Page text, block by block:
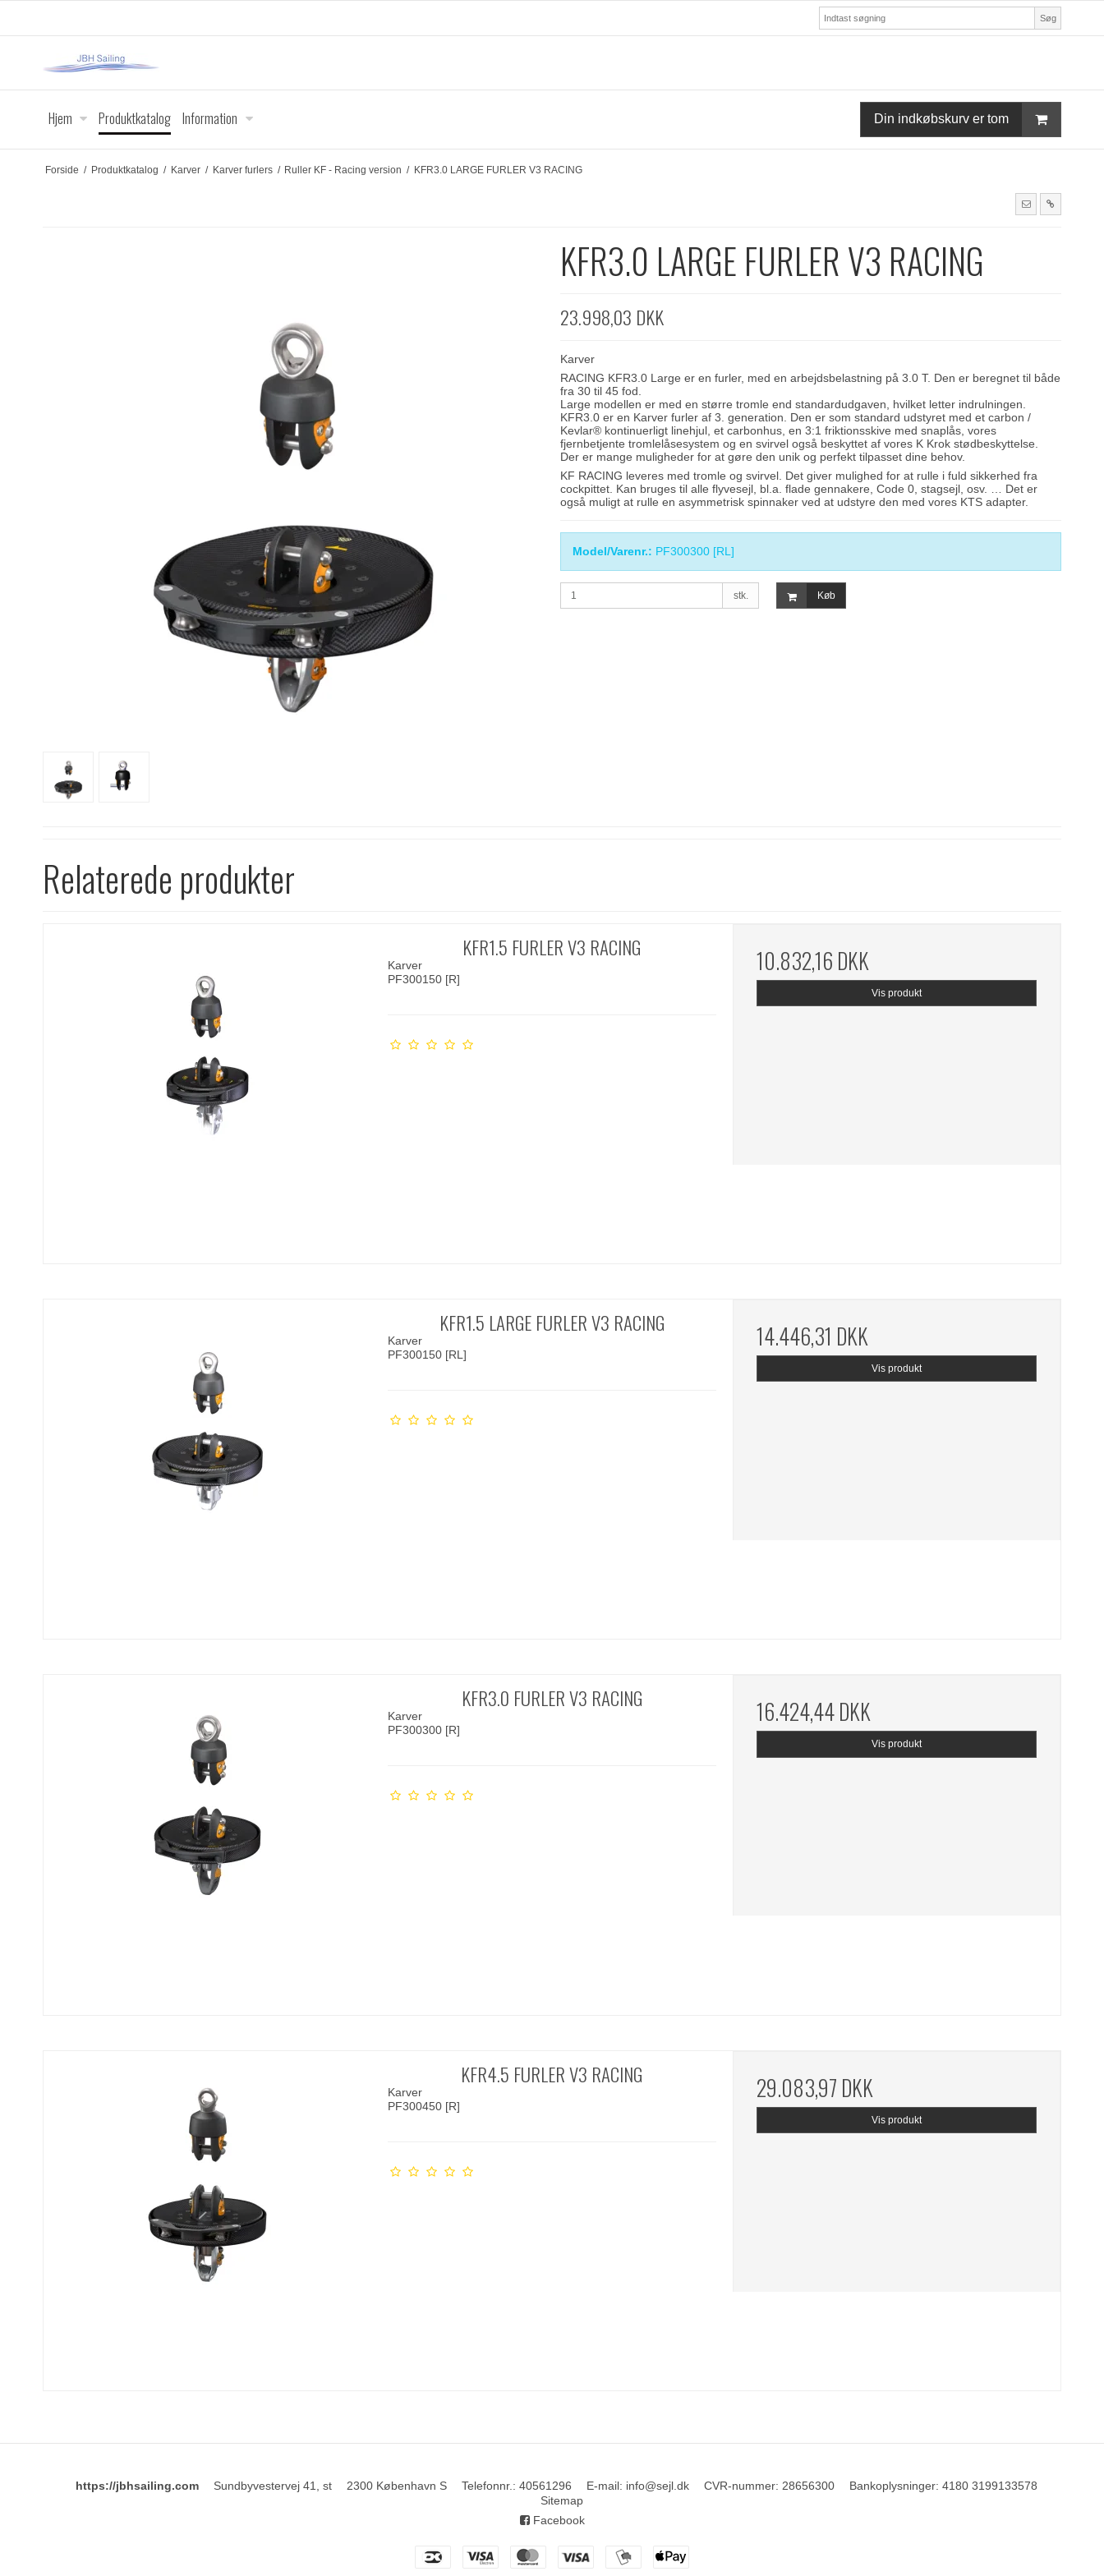
Søg
Hjem Produktkatalog Information Din indkøbskurv er tom
Forside / Produktkatalog / Karver / Karver furlers / Ruller KF - Racing version / KFR3.0 LARGE FURLER V3 RACING
KFR3.0 LARGE FURLER V3 RACING
23.998,03 DKK
Karver
RACING KFR3.0 Large er en furler, med en arbejdsbelastning på 3.0 T. Den er beregnet til både
fra 30 til 45 fod.
Large modellen er med en større tromle end standardudgaven, hvilket letter indrulningen.
KFR3.0 er en Karver furler af 3. generation. Den er som standard udstyret med et carbon /
Kevlar® kontinuerligt linehjul, et carbonhus, en 3:1 friktionsskive med snaplås, vores
fjernbetjente tromlelåsesystem og en svirvel også beskyttet af vores K Krok stødbeskyttelse.
Der er mange muligheder for at gøre den unik og perfekt tilpasset dine behov.
KF RACING leveres med tromle og svirvel. Det giver mulighed for at rulle i fuld sikkerhed fra
cockpittet. Kan bruges til alle flyvesejl, bl.a. flade gennakere, Code 0, stagsejl, osv. … Det er
også muligt at rulle en asymmetrisk spinnaker ved at udstyre den med vores KTS adapter.
Model/Varenr.: PF300300 [RL]
stk. Køb
Relaterede produkter
KFR1.5 FURLER V3 RACING
Karver
PF300150 [R]
10.832,16 DKK
Vis produkt
KFR1.5 LARGE FURLER V3 RACING
Karver
PF300150 [RL]
14.446,31 DKK
Vis produkt
KFR3.0 FURLER V3 RACING
Karver
PF300300 [R]
16.424,44 DKK
Vis produkt
KFR4.5 FURLER V3 RACING
Karver
PF300450 [R]
29.083,97 DKK
Vis produkt
https://jbhsailing.com Sundbyvestervej 41, st 2300 København S Telefonnr. : 40561296 E-mail: info@sejl.dk CVR-nummer: 28656300 Bankoplysninger: 4180 3199133578
Sitemap
Facebook